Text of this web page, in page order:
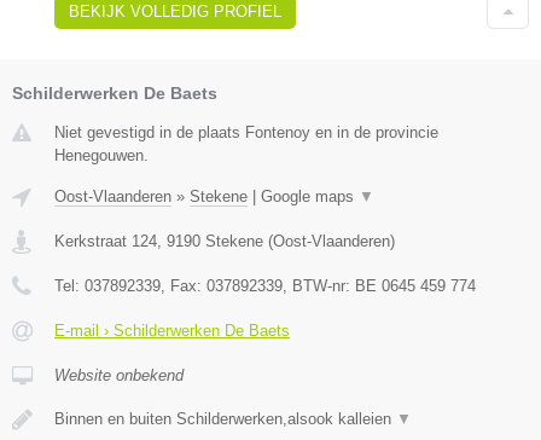
BEKIJK VOLLEDIG PROFIEL
Schilderwerken De Baets
Niet gevestigd in de plaats Fontenoy en in de provincie
Henegouwen.
Oost-Vlaanderen » Stekene Google maps ▼
Kerkstraat 124 9190 Stekene (Oost-Vlaanderen)
Tel: 037892339 , Fax: 037892339 , BTW-nr: BE 0645 459 774
E-mail › Schilderwerken De Baets
Website onbekend
Binnen en buiten Schilderwerken,alsook kalleien ▼